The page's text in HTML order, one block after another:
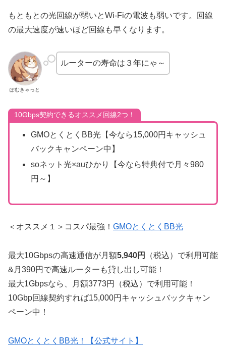
もともとの光回線が弱いとWi-Fiの電波も弱いです。回線
の最大速度が速いほど回線も早くなります。
ぽむきゃっと
ルーターの寿命は３年にゃ～
10Gbps契約できるオススメ回線2つ！
GMOとくとくBB光【今なら15,000円キャッシュ
バックキャンペーン中】
soネット光×auひかり【今なら特典付で月々980
円～】
＜オススメ１＞コスパ最強！ GMOとくとくBB光
最大10Gbpsの高速通信が月額5,940円
（税込）で利用可能
&月390円で高速ルーターも貸し出し可能！
最大1Gbpsなら、月額3773円（税込）で利用可能！
10Gbp回線契約すれば15,000円キャッシュバックキャン
ペーン中！
GMOとくとくBB光！【公式サイト】